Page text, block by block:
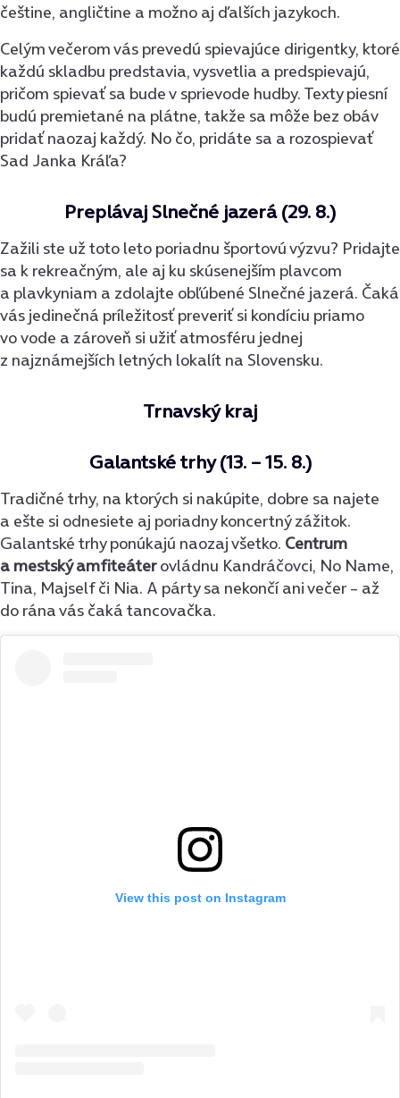
češtine, angličtine a možno aj ďalších jazykoch.
Celým večerom vás prevedú spievajúce dirigentky, ktoré
každú skladbu predstavia, vysvetlia a predspievajú,
pričom spievať sa bude v sprievode hudby. Texty piesní
budú premietané na plátne, takže sa môže bez obáv
pridať naozaj každý. No čo, pridáte sa a rozospievať
Sad Janka Kráľa?
Preplávaj Slnečné jazerá (29. 8.)
Zažili ste už toto leto poriadnu športovú výzvu? Pridajte
sa k rekreačným, ale aj ku skúsenejším plavcom
a plavkyniam a zdolajte obľúbené Slnečné jazerá. Čaká
vás jedinečná príležitosť preveriť si kondíciu priamo
vo vode a zároveň si užiť atmosféru jednej
z najznámejších letných lokalít na Slovensku.
Trnavský kraj
Galantské trhy (13. – 15. 8.)
Tradičné trhy, na ktorých si nakúpite, dobre sa najete
a ešte si odnesiete aj poriadny koncertný zážitok.
Galantské trhy ponúkajú naozaj všetko. Centrum
a mestský amfiteáterovládnu Kandráčovci, No Name,
Tina, Majself či Nia. A párty sa nekončí ani večer – až
do rána vás čaká tancovačka.
View this post on Instagram